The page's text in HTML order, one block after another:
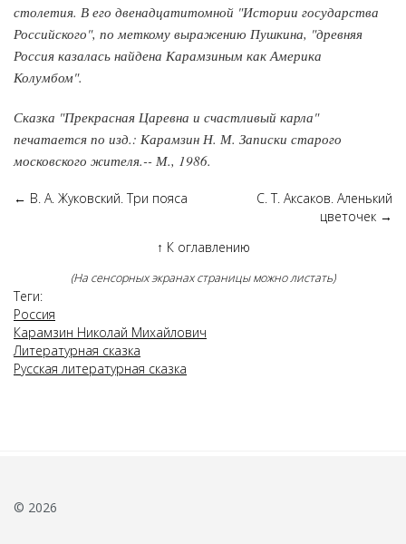
столетия. В его двенадцатитомной "Истории государства
Российского", по меткому выражению Пушкина, "древняя
Россия казалась найдена Карамзиным как Америка
Колумбом".
Сказка "Прекрасная Царевна и счастливый карла"
печатается по изд.: Карамзин Н. М. Записки старого
московского жителя.-- М., 1986.
← В. А. Жуковский. Три пояса
С. Т. Аксаков. Аленький
цветочек →
↑ К оглавлению
(На сенсорных экранах страницы можно листать)
Теги:
Россия
Карамзин Николай Михайлович
Литературная сказка
Русская литературная сказка
© 2026